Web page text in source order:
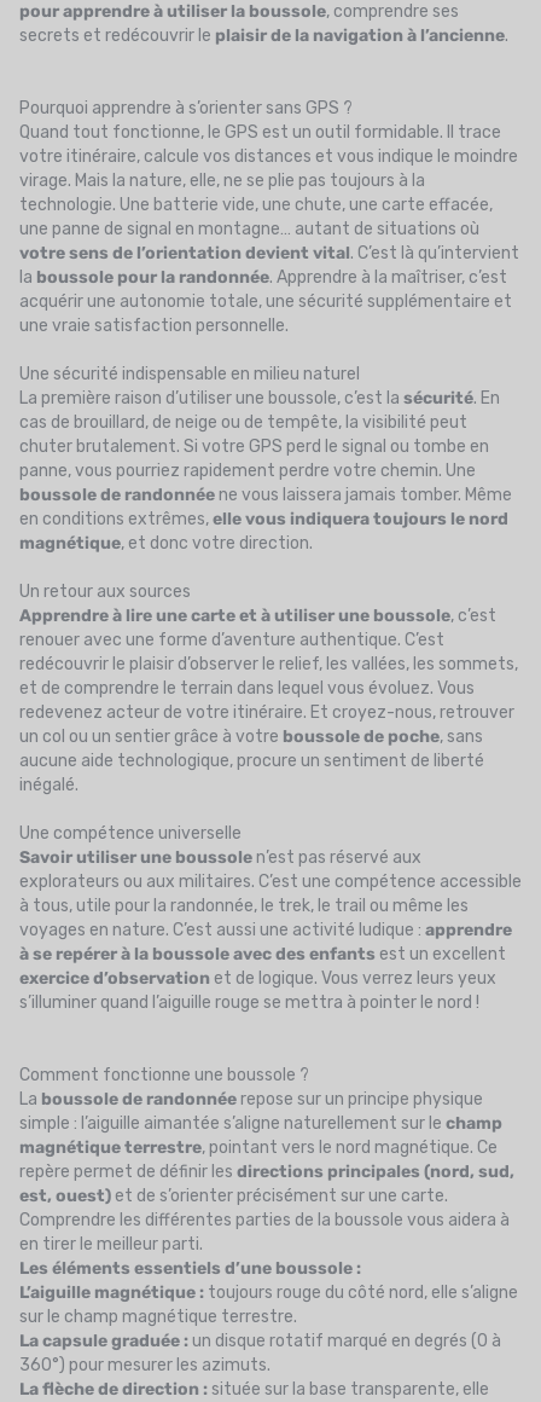
pour apprendre à utiliser la boussole, comprendre ses
secrets et redécouvrir le plaisir de la navigation à l’ancienne.
Pourquoi apprendre à s’orienter sans GPS ?
Quand tout fonctionne, le GPS est un outil formidable. Il trace
votre itinéraire, calcule vos distances et vous indique le moindre
virage. Mais la nature, elle, ne se plie pas toujours à la
technologie. Une batterie vide, une chute, une carte effacée,
une panne de signal en montagne… autant de situations où
votre sens de l’orientation devient vital. C’est là qu’intervient
la boussole pour la randonnée. Apprendre à la maîtriser, c’est
acquérir une autonomie totale, une sécurité supplémentaire et
une vraie satisfaction personnelle.
Une sécurité indispensable en milieu naturel
La première raison d’utiliser une boussole, c’est la sécurité. En
cas de brouillard, de neige ou de tempête, la visibilité peut
chuter brutalement. Si votre GPS perd le signal ou tombe en
panne, vous pourriez rapidement perdre votre chemin. Une
boussole de randonnée ne vous laissera jamais tomber. Même
en conditions extrêmes,elle vous indiquera toujours le nord
magnétique, et donc votre direction.
Un retour aux sources
Apprendre à lire une carte et à utiliser une boussole, c’est
renouer avec une forme d’aventure authentique. C’est
redécouvrir le plaisir d’observer le relief, les vallées, les sommets,
et de comprendre le terrain dans lequel vous évoluez. Vous
redevenez acteur de votre itinéraire. Et croyez-nous, retrouver
un col ou un sentier grâce à votre boussole de poche, sans
aucune aide technologique, procure un sentiment de liberté
inégalé.
Une compétence universelle
Savoir utiliser une boussole n’est pas réservé aux
explorateurs ou aux militaires. C’est une compétence accessible
à tous, utile pour la randonnée, le trek, le trail ou même les
voyages en nature. C’est aussi une activité ludique : apprendre
à se repérer à la boussole avec des enfants est un excellent
exercice d’observation et de logique. Vous verrez leurs yeux
s’illuminer quand l’aiguille rouge se mettra à pointer le nord !
Comment fonctionne une boussole ?
La boussole de randonnée repose sur un principe physique
simple : l’aiguille aimantée s’aligne naturellement sur le champ
magnétique terrestre, pointant vers le nord magnétique. Ce
repère permet de définir les directions principales (nord, sud,
est, ouest) et de s’orienter précisément sur une carte.
Comprendre les différentes parties de la boussole vous aidera à
en tirer le meilleur parti.
Les éléments essentiels d’une boussole :
L’aiguille magnétique : toujours rouge du côté nord, elle s’aligne
sur le champ magnétique terrestre.
La capsule graduée : un disque rotatif marqué en degrés (0 à
360°) pour mesurer les azimuts.
La flèche de direction :située sur la base transparente, elle